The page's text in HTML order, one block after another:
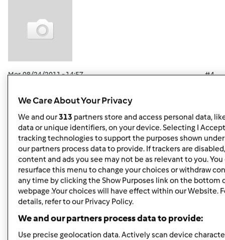
Mer, 08/24/2011 - 14:57
#4
tartarugone
In cima
Accedi o registratiper poter commentare
wlapappa Iscritto : 18.02.2010
Mer, 08/24/2011 - 19:02
#5
We Care About Your Privacy
We and our313 partners store and access personal data,
data or unique identifiers, on your device. Selecting I
tracking technologies to support the purposes shown
our partners process data to provide. If trackers are
content and ads you see may not be as relevant to you. You
resurface this menu to change your choices or withdraw
any time by clicking the Show Purposes link on the bottom
webpage .Your choices will have effect within our Website.
details, refer to our Privacy Policy.
We and our partners process data to provide:
Use precise geolocation data. Actively scan device